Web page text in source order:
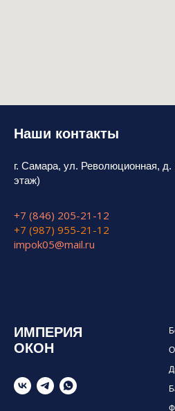
Наши контакты
г. Самара, ул. Революционная,
этаж)
+7 (846) 205-21-12
+7 (987) 955-21-12
impok05@mail.ru
ИМПЕРИЯ
ОКОН